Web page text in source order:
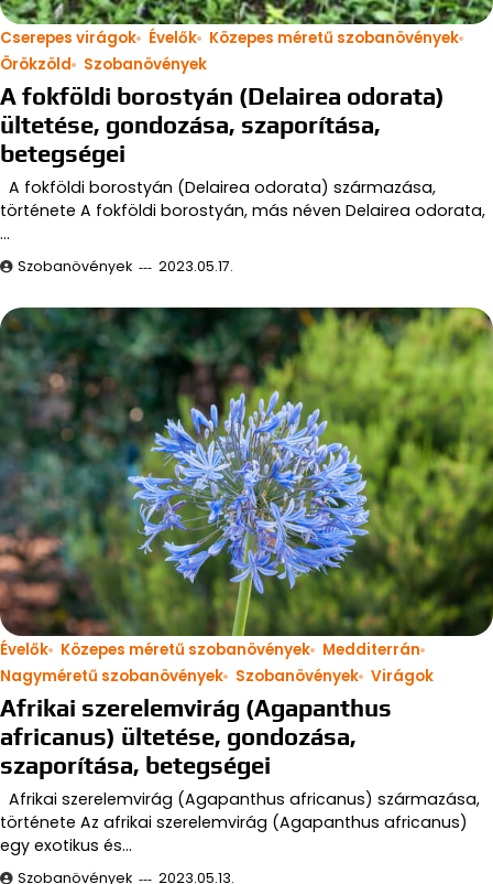
Cserepes virágok Évelők
Közepes méretű szobanövények
Örökzöld
Szobanövények
A fokföldi borostyán (Delairea odorata)
ültetése, gondozása, szaporítása,
betegségei
A fokföldi borostyán (Delairea odorata) származása,
története A fokföldi borostyán, más néven Delairea odorata,
…
Szobanövények 2023.05.17.
Évelők Közepes méretű szobanövények
Medditerrán
Nagyméretű szobanövények
Szobanövények Virágok
Afrikai szerelemvirág (Agapanthus
africanus) ültetése, gondozása,
szaporítása, betegségei
Afrikai szerelemvirág (Agapanthus africanus) származása,
története Az afrikai szerelemvirág (Agapanthus africanus)
egy exotikus és…
Szobanövények 2023.05.13.